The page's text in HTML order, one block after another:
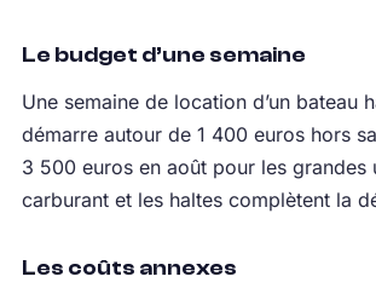
Le budget d’une semaine
Une semaine de location d’un bateau
démarre autour de 1 400 euros hors
3 500 euros en août pour les grandes
carburant et les haltes complètent la
Les coûts annexes